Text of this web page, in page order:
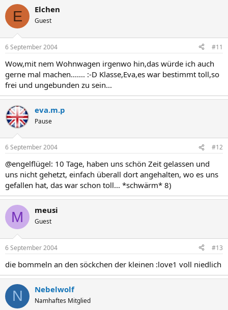
E Elchen
Guest
6 September 2004 #11
Wow,mit nem Wohnwagen irgenwo hin,das würde ich auch
gerne mal machen....... :-D Klasse,Eva,es war bestimmt toll,so
frei und ungebunden zu sein...
eva.m.p
Pause
6 September 2004 #12
@engelflügel: 10 Tage, haben uns schön Zeit gelassen und
uns nicht gehetzt, einfach überall dort angehalten, wo es uns
gefallen hat, das war schon toll... *schwärm* 8)
M meusi
Guest
6 September 2004 #13
die bommeln an den söckchen der kleinen :love1 voll niedlich
N Nebelwolf
Namhaftes Mitglied